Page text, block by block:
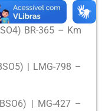
BR-365 – Km
| LMG-798 –
| MG-427 –